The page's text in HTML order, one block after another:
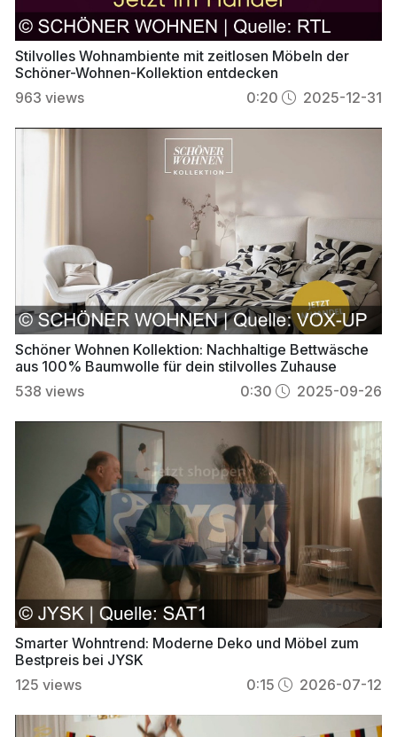
Stilvolles Wohnambiente mit zeitlosen Möbeln der
Schöner-Wohnen-Kollektion entdecken
963 views 0:20 2025-12-31
Schöner Wohnen Kollektion: Nachhaltige Bettwäsche
aus 100% Baumwolle für dein stilvolles Zuhause
538 views 0:30 2025-09-26
Smarter Wohntrend: Moderne Deko und Möbel zum
Bestpreis bei JYSK
125 views 0:15 2026-07-12